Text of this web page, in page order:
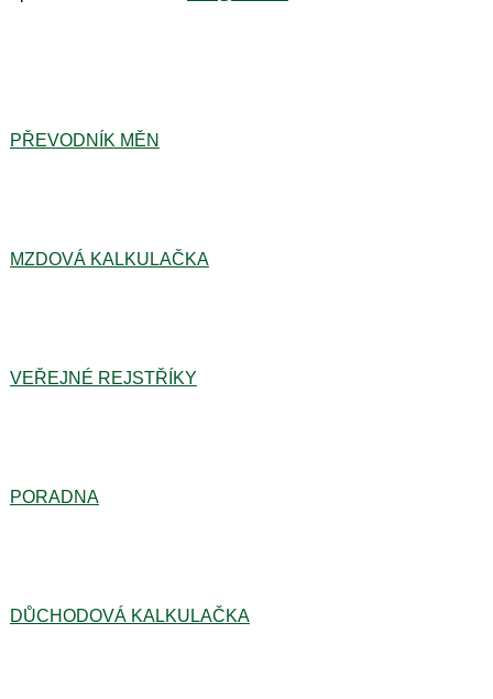
PŘEVODNÍK MĚN
MZDOVÁ KALKULAČKA
VEŘEJNÉ REJSTŘÍKY
PORADNA
DŮCHODOVÁ KALKULAČKA